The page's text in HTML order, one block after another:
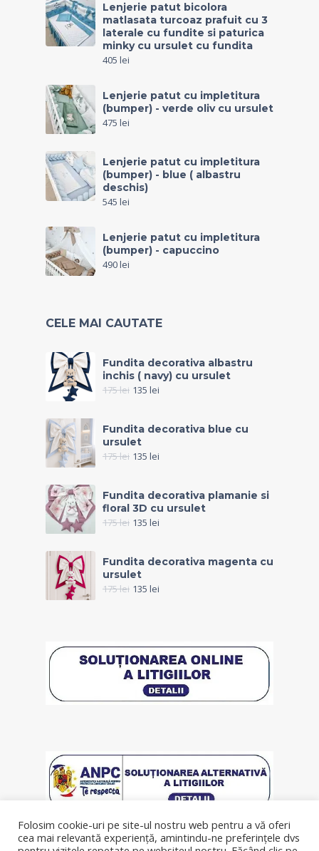
Lenjerie patut bicolora
matlasata turcoaz prafuit cu 3
laterale cu fundite si paturica
minky cu ursulet cu fundita
405 lei
Lenjerie patut cu impletitura
(bumper) - verde oliv cu ursulet
475 lei
Lenjerie patut cu impletitura
(bumper) - blue ( albastru
deschis)
545 lei
Lenjerie patut cu impletitura
(bumper) - capuccino
490lei
CELE MAI CAUTATE
Fundita decorativa albastru
inchis ( navy) cu ursulet
175lei 135 lei
Fundita decorativa blue cu
ursulet
175lei 135 lei
Fundita decorativa plamanie si
floral 3D cu ursulet
175lei 135 lei
Fundita decorativa magenta cu
ursulet
175lei 135 lei
Folosim cookie-uri pe site-ul nostru web pentru a vă oferi
cea mai relevantă experiență, amintindu-ne preferințele dvs